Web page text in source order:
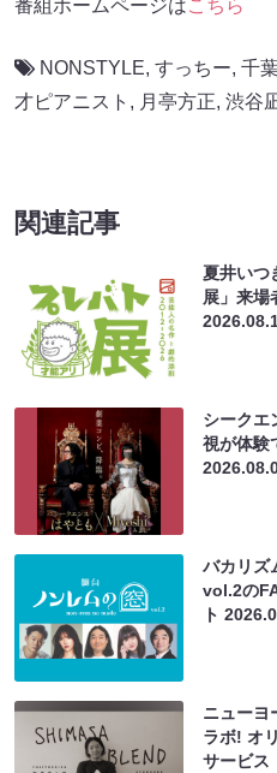
番組ホームページはこちら
NONSTYLE, すっちー, 千
才ピアニスト , 月亭方正, 渋谷
関連記事
夏井いつ
展」来場
シークエ
視が体験
バカリズ
vol.2の
ト
ニューヨ
ラボ! オ
サービス